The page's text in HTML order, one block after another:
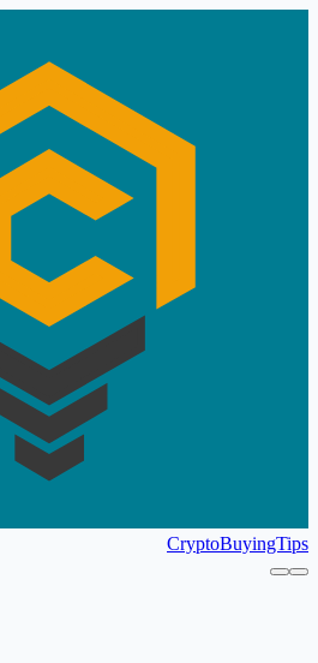
CryptoBuyingTips